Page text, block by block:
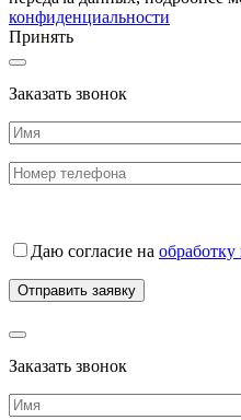
конфиденциальности
Принять
Заказать звонок
Даю согласие на
Заказать звонок